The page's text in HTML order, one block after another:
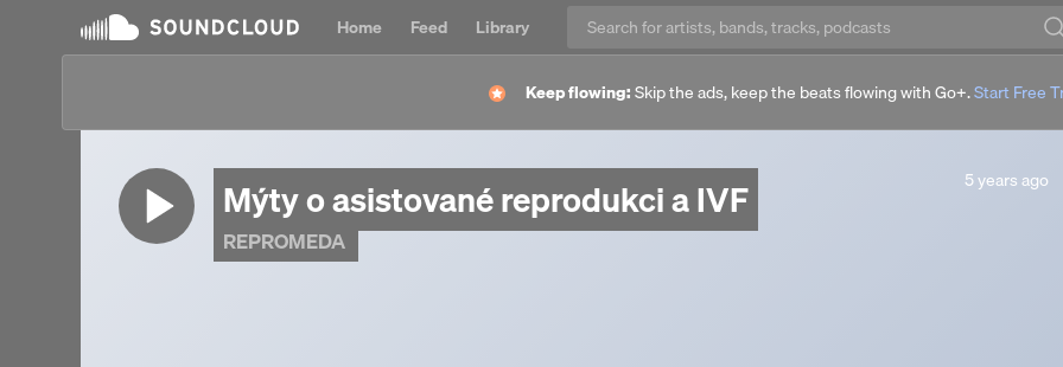
Home Feed
Library
Keep flowing:Skip the ads, keep the beats flowing with Go+.Start Free
Mýty o asistované reprodukci a IVF
REPROMEDA
5
5 years ago